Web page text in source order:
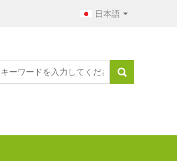
日本語